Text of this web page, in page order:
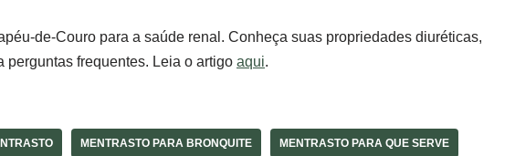
de-Couro para a saúde renal. Conheça suas propriedades diuréticas,
perguntas frequentes. Leia o artigo aqui.
MENTRASTO PARA BRONQUITE MENTRASTO PARA QUE SERVE